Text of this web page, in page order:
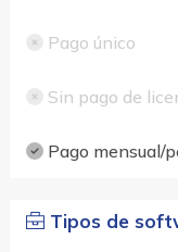
Pago único
Sin pago de
Pago mensual/
Tipos de